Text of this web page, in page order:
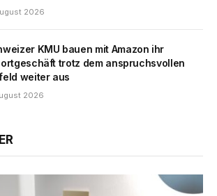
2026
KMU bauen mit Amazon ihr
trotz dem anspruchsvollen
weiter aus
2026